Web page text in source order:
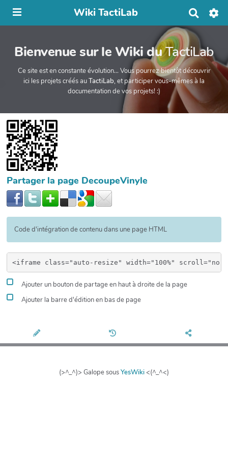
Wiki TactiLab
h
e
r
c
h
e
r
Bienvenue sur le Wiki duTactiLab
Ce site est en constante évolution... Vous pourrez bientôt découvrir
ici les projets créés auTactiLab, et participer vous-mêmes à la
documentation de vos projets! :)
Partager la page DecoupeVinyle
Code d'intégration de contenu dans une page HTML
Ajouter un bouton de partage en haut à droite de la page
Ajouter la barre d'édition en bas de page
(>^_^)> Galope sousYesWiki<(^_^<)